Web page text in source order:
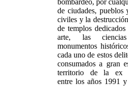
bombardeo, por
de ciudades, pueblos
civiles y la
de templos
arte, las
monumentos
cada uno de estos
consumados a gran
territorio de la ex
entre los años 1991